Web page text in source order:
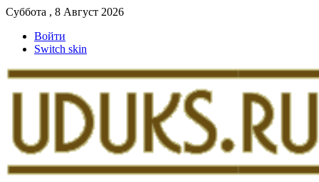
Суббота , 8 Август 2026
Войти
Switch skin